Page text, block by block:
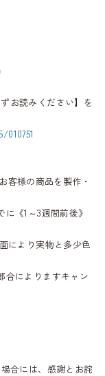
お読みください】を
客様の商品を製作・
《1～3週間前後》
により実物と多少色
合によりますキャン
合には、感謝とお詫